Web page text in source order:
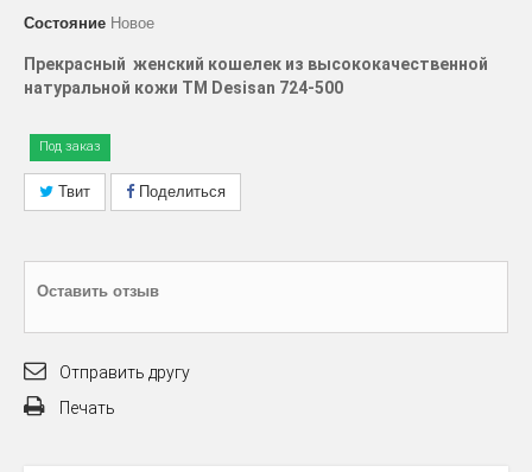
Состояние Новое
Прекрасный женский кошелек из высококачественной
натуральной кожи TM Desisan 724-500
Под заказ
Твит Поделиться
Оставить отзыв
Отправить другу
Печать